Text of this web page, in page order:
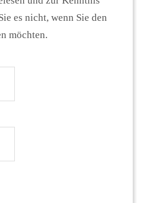
es nicht, wenn Sie den
möchten.